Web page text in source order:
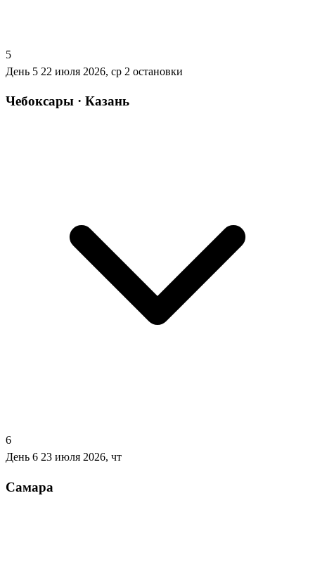
5
День 5 22 июля 2026, ср 2 остановки
Чебоксары · Казань
6
День 6 23 июля 2026, чт
Самара